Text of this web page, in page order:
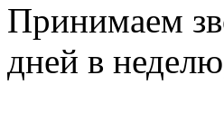
Принимаем
дней в